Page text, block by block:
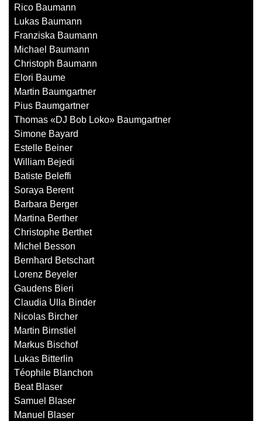
Rico Baumann
Lukas Baumann
Franziska Baumann
Michael Baumann
Christoph Baumann
Elori Baume
Martin Baumgartner
Pius Baumgartner
Thomas «DJ Bob Loko» Baumgartner
Simone Bayard
Estelle Beiner
William Bejedi
Batiste Beleffi
Soraya Berent
Barbara Berger
Martina Berther
Christophe Berthet
Michel Besson
Bernhard Betschart
Lorenz Beyeler
Gaudens Bieri
Claudia Ulla Binder
Nicolas Bircher
Martin Birnstiel
Markus Bischof
Lukas Bitterlin
Téophile Blanchon
Beat Blaser
Samuel Blaser
Manuel Blaser